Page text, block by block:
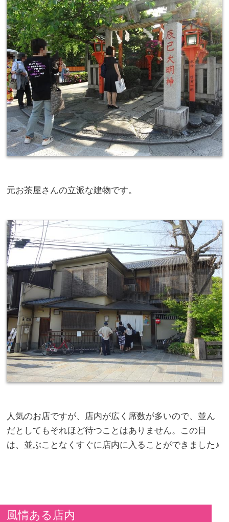
元お茶屋さんの立派な建物です。
人気のお店ですが、店内が広く席数が多いので、並ん
だとしてもそれほど待つことはありません。この日
は、並ぶことなくすぐに店内に入ることができました♪
風情ある店内